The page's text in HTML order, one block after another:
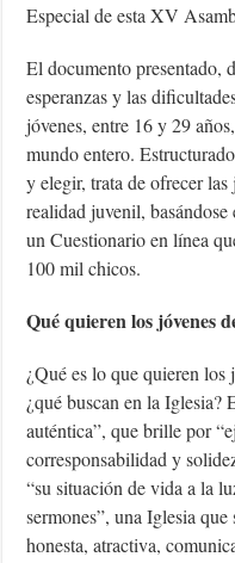
Especial de esta XV
El documento presentado,
esperanzas y las
jóvenes, entre 16 y 29
mundo entero.
y elegir, trata de ofrecer
realidad juvenil, basándose
un Cuestionario en línea
100 mil chicos.
Qué quieren los jóvenes
¿Qué es lo que quieren los
¿qué buscan en la Iglesia?
auténtica”, que brille por
corresponsabilidad y
“su situación de vida a la
sermones”, una Iglesia que
honesta, atractiva,